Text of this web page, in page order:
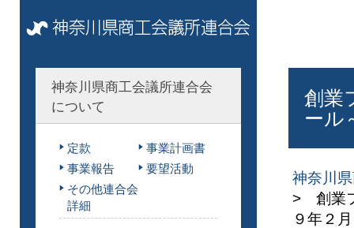
創業
ール
神奈川
> 創業
９年２
神奈川県商工会議所連合会
について
定款
事業計画書
事業報告
要望活動
その他連合会
詳細